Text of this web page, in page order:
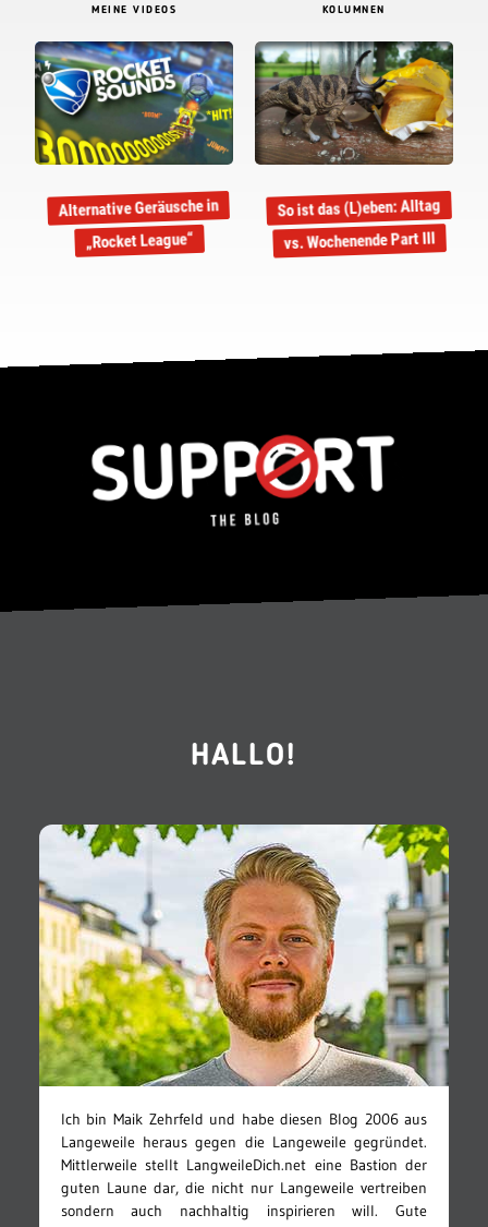
MEINE VIDEOS
Alternative Geräusche in
„Rocket League“
KOLUMNEN
So ist das (L)eben: Alltag
vs. Wochenende Part III
HALLO!
Ich bin Maik Zehrfeld und habe diesen Blog 2006 aus
Langeweile heraus gegen die Langeweile gegründet.
Mittlerweile stellt LangweileDich.net eine Bastion der
guten Laune dar, die nicht nur Langeweile vertreiben
sondern auch nachhaltig inspirieren will. Gute